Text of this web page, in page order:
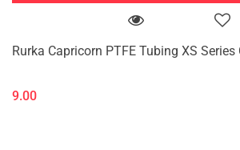
Rurka Capricorn PTFE Tubing XS
9.00